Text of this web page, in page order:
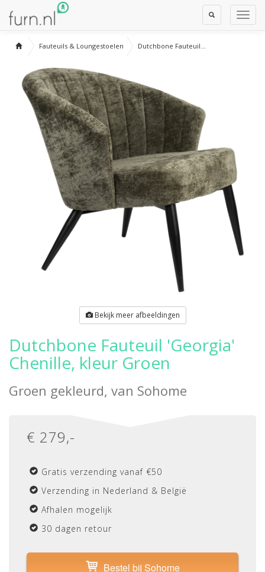
Toggle
Search
Fauteuils & Loungestoelen Dutchbone Fauteuil...
Bekijk meer afbeeldingen
Dutchbone Fauteuil 'Georgia'
Chenille, kleur Groen
Groen gekleurd, van Sohome
€ 279,-
Gratis verzending vanaf €50
Verzending in Nederland & België
Afhalen mogelijk
30 dagen retour
Bestel bij Sohome